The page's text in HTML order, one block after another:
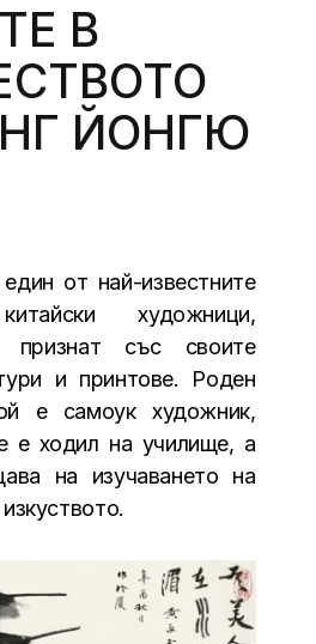
В
ЙОНГЮ
от най-известните
художници,
признат със своите
и принтове. Роден
е самоук художник,
е ходил на училище, а
на изучаването на